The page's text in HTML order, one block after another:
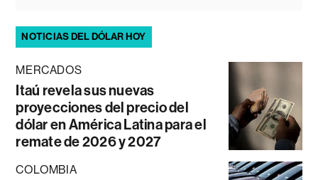
NOTICIAS DEL DÓLAR HOY
MERCADOS
Itaú revela sus nuevas
proyecciones del precio del
dólar en América Latina para el
remate de 2026 y 2027
COLOMBIA